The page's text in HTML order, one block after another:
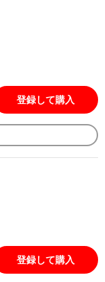
登録して購入
登録して購入